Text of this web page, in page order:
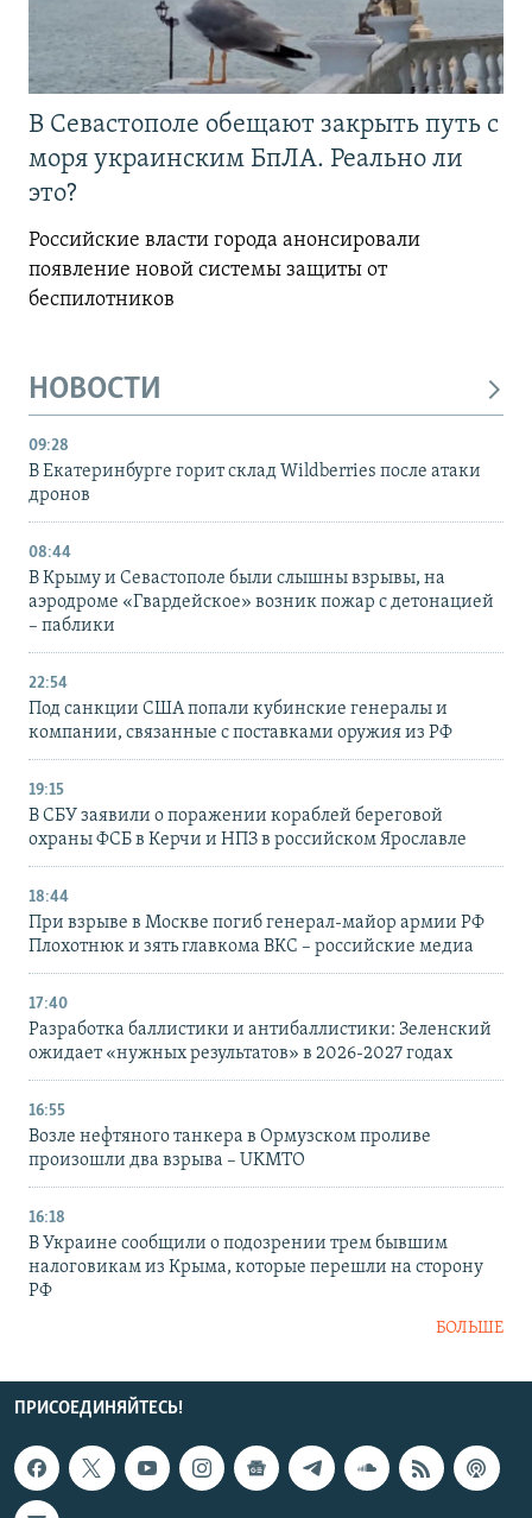
В Севастополе обещают закрыть путь с
моря украинским БпЛА. Реально ли
это?
Российские власти города анонсировали
появление новой системы защиты от
беспилотников
НОВОСТИ
09:28
В Екатеринбурге горит склад Wildberries после атаки
дронов
08:44
В Крыму и Севастополе были слышны взрывы, на
аэродроме «Гвардейское» возник пожар с детонацией
– паблики
22:54
Под санкции США попали кубинские генералы и
компании, связанные с поставками оружия из РФ
19:15
В СБУ заявили о поражении кораблей береговой
охраны ФСБ в Керчи и НПЗ в российском Ярославле
18:44
При взрыве в Москве погиб генерал-майор армии РФ
Плохотнюк и зять главкома ВКС – российские медиа
17:40
Разработка баллистики и антибаллистики: Зеленский
ожидает «нужных результатов» в 2026-2027 годах
16:55
Возле нефтяного танкера в Ормузском проливе
произошли два взрыва – UKMTO
16:18
В Украине сообщили о подозрении трем бывшим
налоговикам из Крыма, которые перешли на сторону
РФ
БОЛЬШЕ
ПРИСОЕДИНЯЙТЕСЬ!